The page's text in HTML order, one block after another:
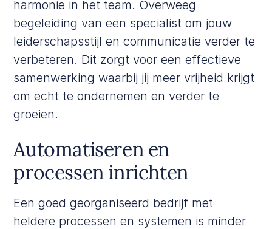
harmonie in het team. Overweeg
begeleiding van een specialist om jouw
leiderschapsstijl en communicatie verder te
verbeteren. Dit zorgt voor een effectieve
samenwerking waarbij jij meer vrijheid krijgt
om echt te ondernemen en verder te
groeien.
Automatiseren en
processen inrichten
Een goed georganiseerd bedrijf met
heldere processen en systemen is minder